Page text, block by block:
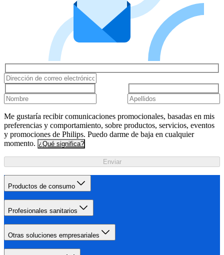
Me gustaría recibir comunicaciones promocionales, basadas en mis
preferencias y comportamiento, sobre productos, servicios, eventos
y promociones de Philips. Puedo darme de baja en cualquier
momento. ¿Qué significa?
Enviar
Productos de consumo
Profesionales sanitarios
Otras soluciones empresariales